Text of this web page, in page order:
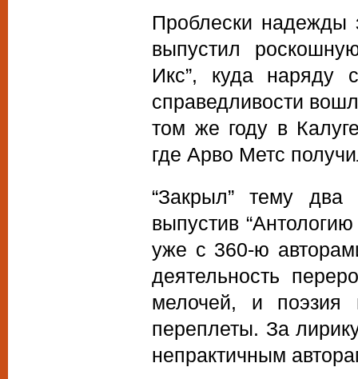
Проблески надежды
выпустил
Икс”, куда наряду
справедливости
том же году в
где Арво Метс
“Закрыл” тему
выпустив
уже с 360-ю
деятельность
мелочей, и поэзия
переплеты. За
непрактичным